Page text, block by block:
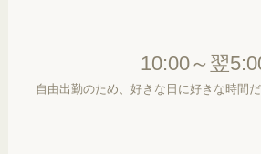
10:00～翌
自由出勤のため、好きな日に好きな時間だ